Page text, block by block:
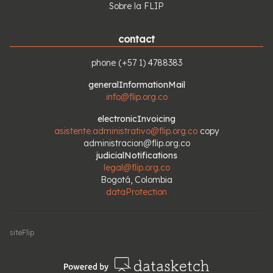
Sobre la FLIP
contact
phone (+57 1) 4788383
generalInformationMail
info@flip.org.co
electronicInvoicing
asistente.administrativo@flip.org.co copy
administracion@flip.org.co
judicialNotifications
legal@flip.org.co
Bogotá, Colombia
dataProtection
siteFlip